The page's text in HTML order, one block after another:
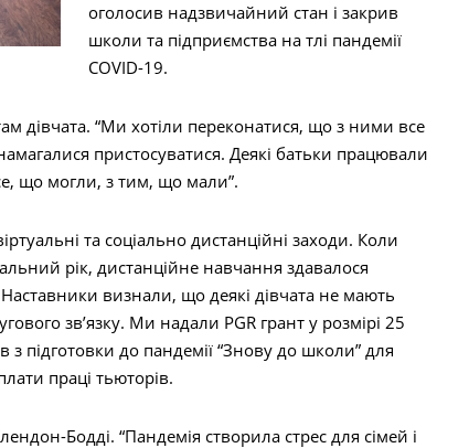
оголосив надзвичайний стан і закрив
школи та підприємства на тлі пандемії
COVID-19.
дівчата. “Ми хотіли переконатися, що з ними все
пристосуватися. Деякі батьки працювали
що могли, з тим, що мали”.
та соціально дистанційні заходи. Коли
рік, дистанційне навчання здавалося
визнали, що деякі дівчата не мають
зв’язку. Ми надали PGR грант у розмірі 25
з підготовки до пандемії “Знову до школи” для
праці тьюторів.
Бодді. “Пандемія створила стрес для сімей і